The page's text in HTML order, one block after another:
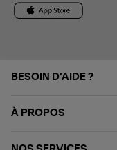
BESOIN D'AIDE ?
À PROPOS